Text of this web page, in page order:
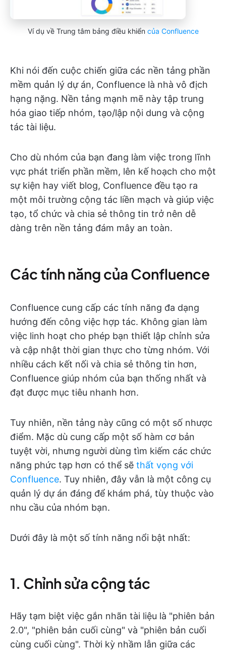
Ví dụ về Trung tâm bảng điều khiển của Confluence
Khi nói đến cuộc chiến giữa các nền tảng phần
mềm quản lý dự án, Confluence là nhà vô địch
hạng nặng. Nền tảng mạnh mẽ này tập trung
hóa giao tiếp nhóm, tạo/lập nội dung và cộng
tác tài liệu.
Cho dù nhóm của bạn đang làm việc trong lĩnh
vực phát triển phần mềm, lên kế hoạch cho một
sự kiện hay viết blog, Confluence đều tạo ra
một môi trường cộng tác liền mạch và giúp việc
tạo, tổ chức và chia sẻ thông tin trở nên dễ
dàng trên nền tảng đám mây an toàn.
Các tính năng của Confluence
Confluence cung cấp các tính năng đa dạng
hướng đến công việc hợp tác. Không gian làm
việc linh hoạt cho phép bạn thiết lập chỉnh sửa
và cập nhật thời gian thực cho từng nhóm. Với
nhiều cách kết nối và chia sẻ thông tin hơn,
Confluence giúp nhóm của bạn thống nhất và
đạt được mục tiêu nhanh hơn.
Tuy nhiên, nền tảng này cũng có một số nhược
điểm. Mặc dù cung cấp một số hàm cơ bản
tuyệt vời, nhưng người dùng tìm kiếm các chức
năng phức tạp hơn có thể sẽ thất vọng với
Confluence. Tuy nhiên, đây vẫn là một công cụ
quản lý dự án đáng để khám phá, tùy thuộc vào
nhu cầu của nhóm bạn.
Dưới đây là một số tính năng nổi bật nhất:
1. Chỉnh sửa cộng tác
Hãy tạm biệt việc gắn nhãn tài liệu là "phiên bản
2.0", "phiên bản cuối cùng" và "phiên bản cuối
cùng cuối cùng". Thời kỳ nhầm lẫn giữa các